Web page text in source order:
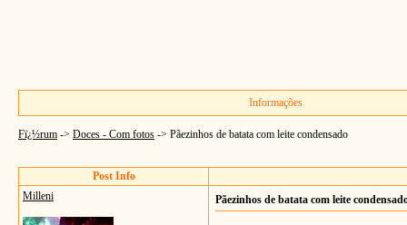
Informações
Fï¿½rum -> Doces - Com fotos -> Pãezinhos de batata com leite condensado
Post Info
Milleni
Pãezinhos de batata com leite